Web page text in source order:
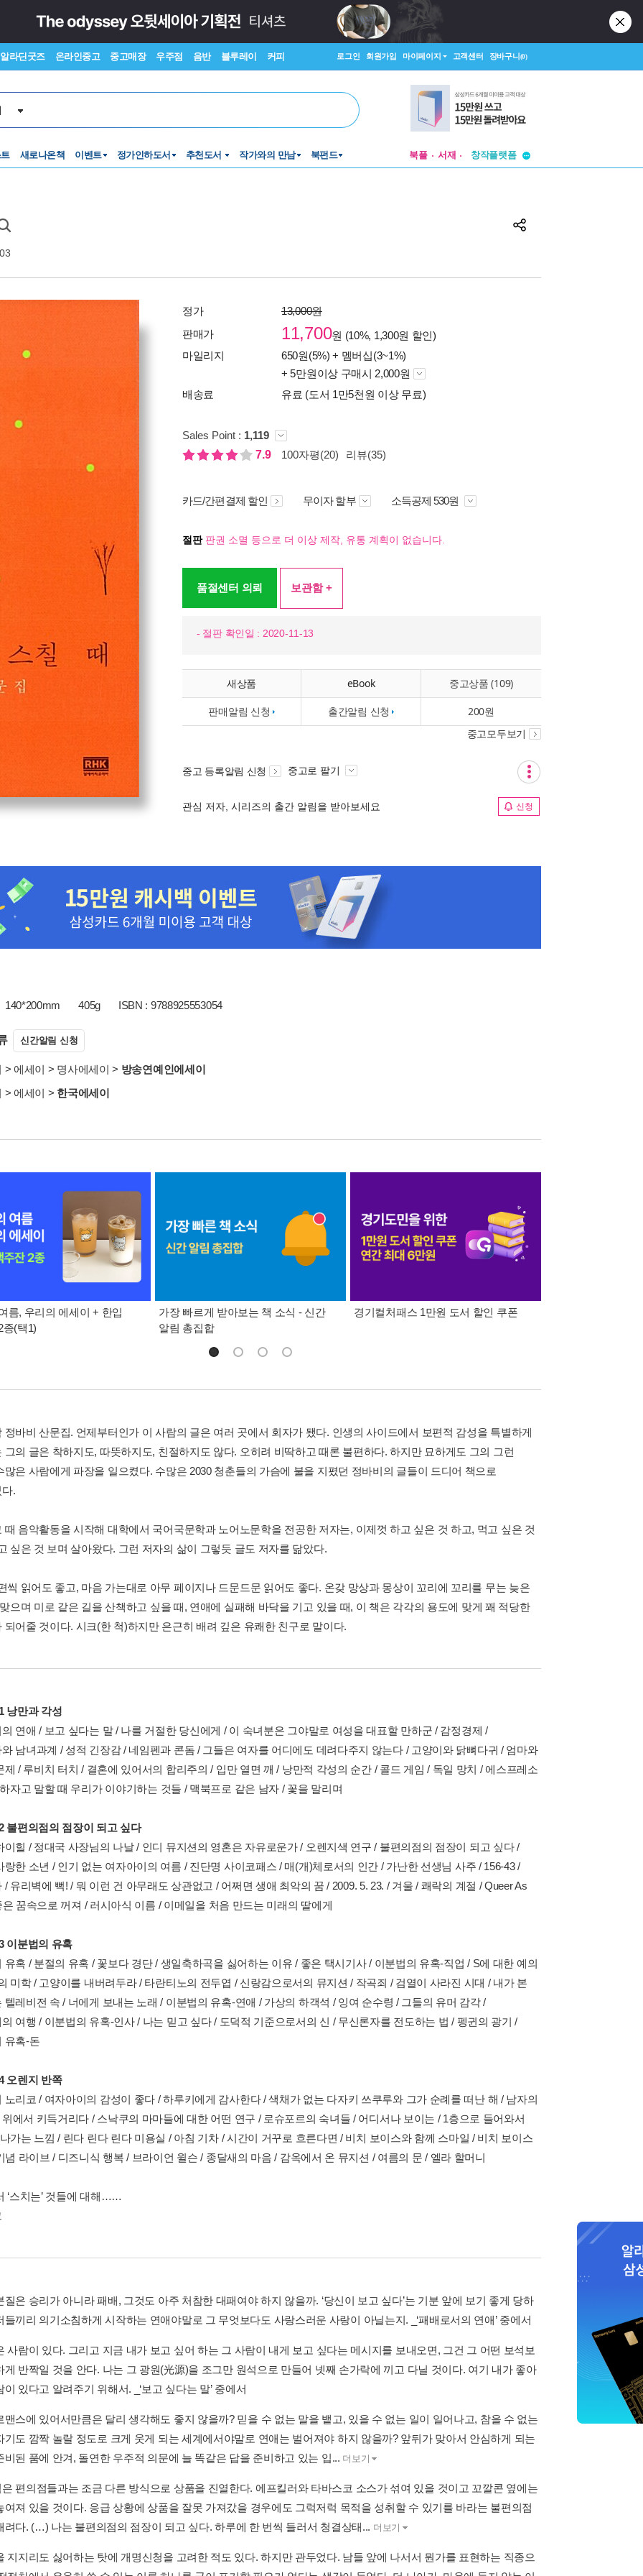
알라딘굿즈 온라인중고 중고매장 우주점 음반 블루레이 커피 로그인 회원가입 마이페이지 고객센터 장바구니(0)
새로나온책 이벤트 정가인하도서 추천도서 작가와의 만남 북펀드 북플 서재
창작플랫폼
정가
13,000원
판매가
11,700원 (10%, 1,300원 할인)
마일리지
650원(5%) + 멤버십(3~1%)
+ 5만원이상 구매시 2,000원
배송료
유료 (도서 1만5천원 이상 무료)
Sales Point : 1,119
7.9
100자평(20) 리뷰(35)
카드/간편결제 할인 무이자 할부 소득공제 530원
절판판권 소멸 등으로 더 이상 제작, 유통 계획이 없습니다.
품절센터 의뢰 보관함 +
- 절판 확인일 : 2020-11-13
새상품 eBook 중고상품 (109)
판매알림 신청 출간알림 신청 200원
중고모두보기
중고 등록알림 신청 중고로 팔기
관심 저자, 시리즈의 출간 알림을 받아보세요 신청
140*200mm 405g ISBN : 9788925553054
신간알림 신청
> 에세이 > 명사에세이 > 방송연예인에세이
> 에세이 > 한국에세이
름, 우리의 에세이 + 한입
종(택1)
가장 빠르게 받아보는 책 소식 - 신간
알림 총집합
경기컬처패스 1만원 도서 할인 쿠폰
정바비 산문집. 언제부터인가 이 사람의 글은 여러 곳에서 회자가 됐다. 인생의 사이드에서 보편적 감성을 특별하게
그의 글은 착하지도, 따뜻하지도, 친절하지도 않다. 오히려 비딱하고 때론 불편하다. 하지만 묘하게도 그의 그런
많은 사람에게 파장을 일으켰다. 수많은 2030 청춘들의 가슴에 불을 지폈던 정바비의 글들이 드디어 책으로
.
때 음악활동을 시작해 대학에서 국어국문학과 노어노문학을 전공한 저자는, 이제껏 하고 싶은 것 하고, 먹고 싶은 것
싶은 것 보며 살아왔다. 그런 저자의 삶이 그렇듯 글도 저자를 닮았다.
씩 읽어도 좋고, 마음 가는대로 아무 페이지나 드문드문 읽어도 좋다. 온갖 망상과 몽상이 꼬리에 꼬리를 무는 늦은
으며 미로 같은 길을 산책하고 싶을 때, 연애에 실패해 바닥을 기고 있을 때, 이 책은 각각의 용도에 맞게 꽤 적당한
되어줄 것이다. 시크(한 척)하지만 은근히 배려 깊은 유쾌한 친구로 말이다.
낭만과 각성
연애 / 보고 싶다는 말 / 나를 거절한 당신에게 / 이 숙녀분은 그야말로 여성을 대표할 만하군 / 감정경제 /
남녀과계 / 성적 긴장감 / 네임펜과 콘돔 / 그들은 여자를 어디에도 데려다주지 않는다 / 고양이와 닭뼈다귀 / 엄마와
제 / 루비치 터치 / 결혼에 있어서의 합리주의 / 입만 열면 깨 / 낭만적 각성의 순간 / 콜드 게임 / 독일 망치 / 에스프레소
자고 말할 때 우리가 이야기하는 것들 / 맥북프로 같은 남자 / 꽃을 말리며
불편의점의 점장이 되고 싶다
이힐 / 정대국 사장님의 나날 / 인디 뮤지션의 영혼은 자유로운가 / 오렌지색 연구 / 불편의점의 점장이 되고 싶다 /
랑한 소년 / 인기 없는 여자아이의 여름 / 진단명 사이코패스 / 매(개)체로서의 인간 / 가난한 선생님 사주 / 156-43 /
/ 유리벽에 뻑! / 뭐 이런 건 아무래도 상관없고 / 어쩌면 생애 최악의 꿈 / 2009. 5. 23. / 겨울 / 쾌락의 계절 / Queer As
꿈속으로 꺼져 / 러시아식 이름 / 이메일을 처음 만드는 미래의 딸에게
이분법의 유혹
유혹 / 분절의 유혹 / 꽃보다 경단 / 생일축하곡을 싫어하는 이유 / 좋은 택시기사 / 이분법의 유혹-직업 / S에 대한 예의
미학 / 고양이를 내버려두라 / 타란티노의 전두엽 / 신랑감으로서의 뮤지션 / 작곡죄 / 검열이 사라진 시대 / 내가 본
텔레비전 속 / 너에게 보내는 노래 / 이분법의 유혹-연애 / 가상의 하객석 / 잉여 순수령 / 그들의 유머 감각 /
여행 / 이분법의 유혹-인사 / 나는 믿고 싶다 / 도덕적 기준으로서의 신 / 무신론자를 전도하는 법 / 펭귄의 광기 /
유혹-돈
오렌지 반쪽
노리코 / 여자아이의 감성이 좋다 / 하루키에게 감사한다 / 색채가 없는 다자키 쓰쿠루와 그가 순례를 떠난 해 / 남자의
에서 키득거리다 / 스낙쿠의 마마들에 대한 어떤 연구 / 로슈포르의 숙녀들 / 어디서나 보이는 / 1층으로 들어와서
가는 느낌 / 린다 린다 린다 미용실 / 아침 기차 / 시간이 거꾸로 흐른다면 / 비치 보이스와 함께 스마일 / 비치 보이스
념 라이브 / 디즈니식 행복 / 브라이언 윌슨 / 종달새의 마음 / 감옥에서 온 뮤지션 / 여름의 문 / 엘라 할머니
‘스치는’ 것들에 대해……
질은 승리가 아니라 패배, 그것도 아주 처참한 대패여야 하지 않을까. ‘당신이 보고 싶다’는 기분 앞에 보기 좋게 당하
들끼리 의기소침하게 시작하는 연애야말로 그 무엇보다도 사랑스러운 사랑이 아닐는지. _‘패배로서의 연애’ 중에서
사람이 있다. 그리고 지금 내가 보고 싶어 하는 그 사람이 내게 보고 싶다는 메시지를 보내오면, 그건 그 어떤 보석보
게 반짝일 것을 안다. 나는 그 광원(光源)을 조그만 원석으로 만들어 넷째 손가락에 끼고 다닐 것이다. 여기 내가 좋아
이 있다고 알려주기 위해서. _‘보고 싶다는 말’ 중에서
맨스에 있어서만큼은 달리 생각해도 좋지 않을까? 믿을 수 없는 말을 뱉고, 있을 수 없는 일이 일어나고, 참을 수 없는
기도 깜짝 놀랄 정도로 크게 웃게 되는 세계에서야말로 연애는 벌어져야 하지 않을까? 앞뒤가 맞아서 안심하게 되는
비된 품에 안겨, 돌연한 우주적 의문에 늘 똑같은 답을 준비하고 있는 입... 더보기
편의점들과는 조금 다른 방식으로 상품을 진열한다. 에프킬러와 타바스코 소스가 섞여 있을 것이고 꼬깔콘 옆에는
여져 있을 것이다. 응급 상황에 상품을 잘못 가져갔을 경우에도 그럭저럭 목적을 성취할 수 있기를 바라는 불편의점
려다. (…) 나는 불편의점의 점장이 되고 싶다. 하루에 한 번씩 들러서 청결상태... 더보기
지지리도 싫어하는 탓에 개명신청을 고려한 적도 있다. 하지만 관두었다. 남들 앞에 나서서 뭔가를 표현하는 직종으